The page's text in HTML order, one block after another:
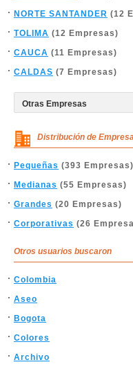
NORTE SANTANDER (12
TOLIMA (12 Empresas)
CAUCA (11 Empresas)
CALDAS (7 Empresas)
Distribución de
Pequeñas (393 Empresas)
Medianas (55 Empresas)
Grandes (20 Empresas)
Corporativas (26
Otros usuarios buscaron
Colombia
Aseo
Bogota
Colores
Archivo